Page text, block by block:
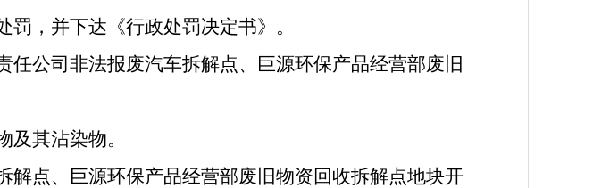
，并下达《行政处罚决定书》。
任公司非法报废汽车拆解点、巨源环保产品经营部废旧
其沾染物。
点、巨源环保产品经营部废旧物资回收拆解点地块开